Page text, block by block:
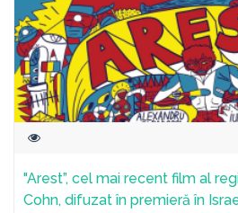
"Arest”, cel mai recent film al
Cohn, difuzat în premieră în